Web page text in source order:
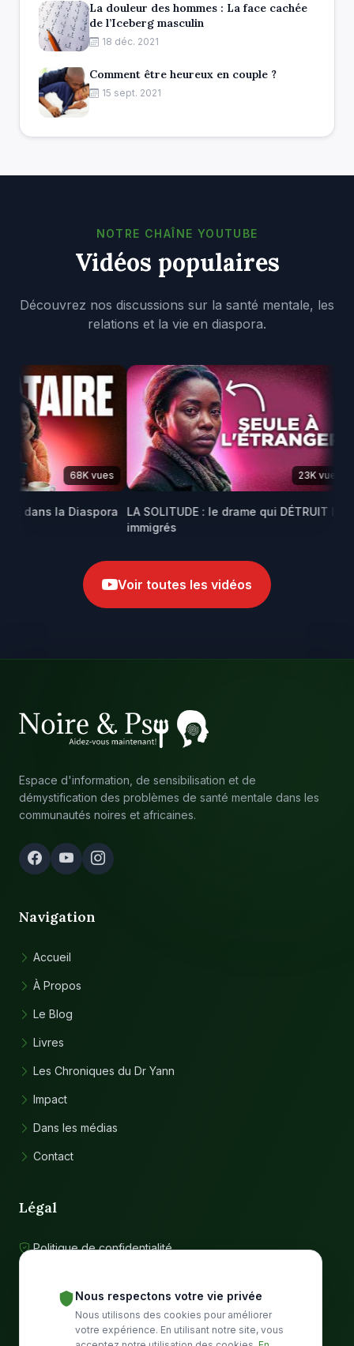
La douleur des hommes : La face cachée
de l’Iceberg masculin
18 déc. 2021
Comment être heureux en couple ?
15 sept. 2021
NOTRE CHAÎNE YOUTUBE
Vidéos populaires
Découvrez nos discussions sur la santé mentale, les
relations et la vie en diaspora.
68K vues
dans la Diaspora
23K vues
LA SOLITUDE : le drame qui DÉTRUIT les
immigrés
Voir toutes les vidéos
Espace d'information, de sensibilisation et de
démystification des problèmes de santé mentale dans les
communautés noires et africaines.
Navigation
Accueil
À Propos
Le Blog
Livres
Les Chroniques du Dr Yann
Impact
Dans les médias
Contact
Légal
Politique de confidentialité
Communauté
Nous respectons votre vie privée
Nous utilisons des cookies pour améliorer
votre expérience. En utilisant notre site, vous